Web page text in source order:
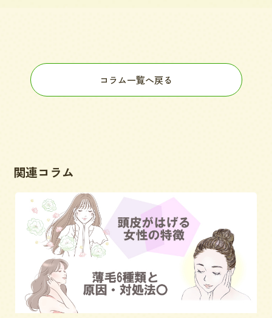
コラム一覧へ戻る
関連コラム